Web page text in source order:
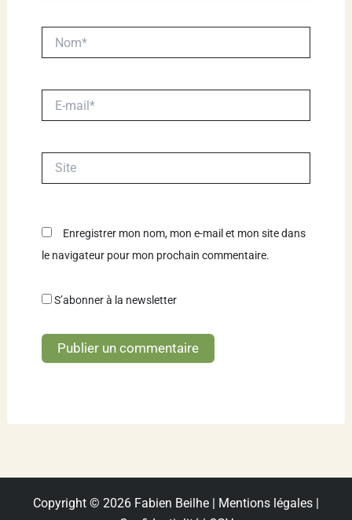
mail*
Enregistrer mon nom, mon e-mail et mon site dans
le navigateur pour mon prochain commentaire.
S’abonner à la newsletter
Copyright © 2026 Fabien Beilhe | Mentions légales |